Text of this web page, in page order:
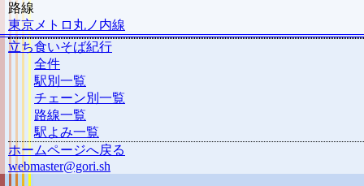
路線
東京メトロ丸ノ内線
立ち食いそば紀行
全件
駅別一覧
チェーン別一覧
路線一覧
駅よみ一覧
ホームページへ戻る
webmaster@gori.sh